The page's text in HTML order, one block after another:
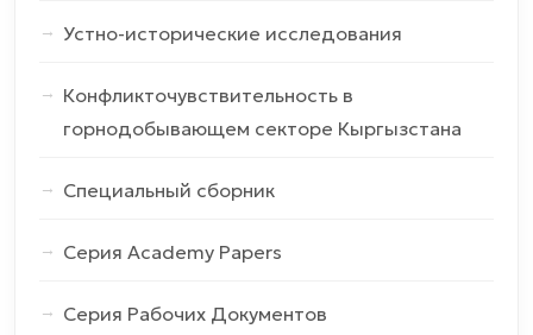
Устно-исторические исследования
Конфликточувствительность в
горнодобывающем секторе Кыргызстана
Специальный сборник
Серия Academy Papers
Серия Рабочих Документов